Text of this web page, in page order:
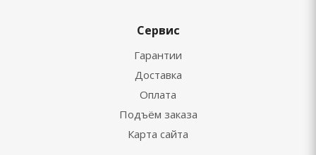
Сервис
Гарантии
Доставка
Оплата
Подъём заказа
Карта сайта